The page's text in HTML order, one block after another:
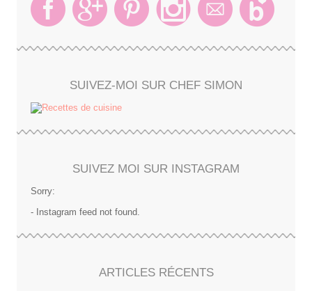
SUIVEZ-MOI SUR CHEF SIMON
SUIVEZ MOI SUR INSTAGRAM
Sorry:
- Instagram feed not found.
ARTICLES RÉCENTS